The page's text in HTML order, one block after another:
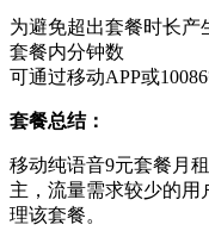
为避免超出套餐时长
套餐内分钟数
可通过移动APP或
套餐总结：
移动纯语音9元套餐月
主，流量需求较少的
理该套餐。